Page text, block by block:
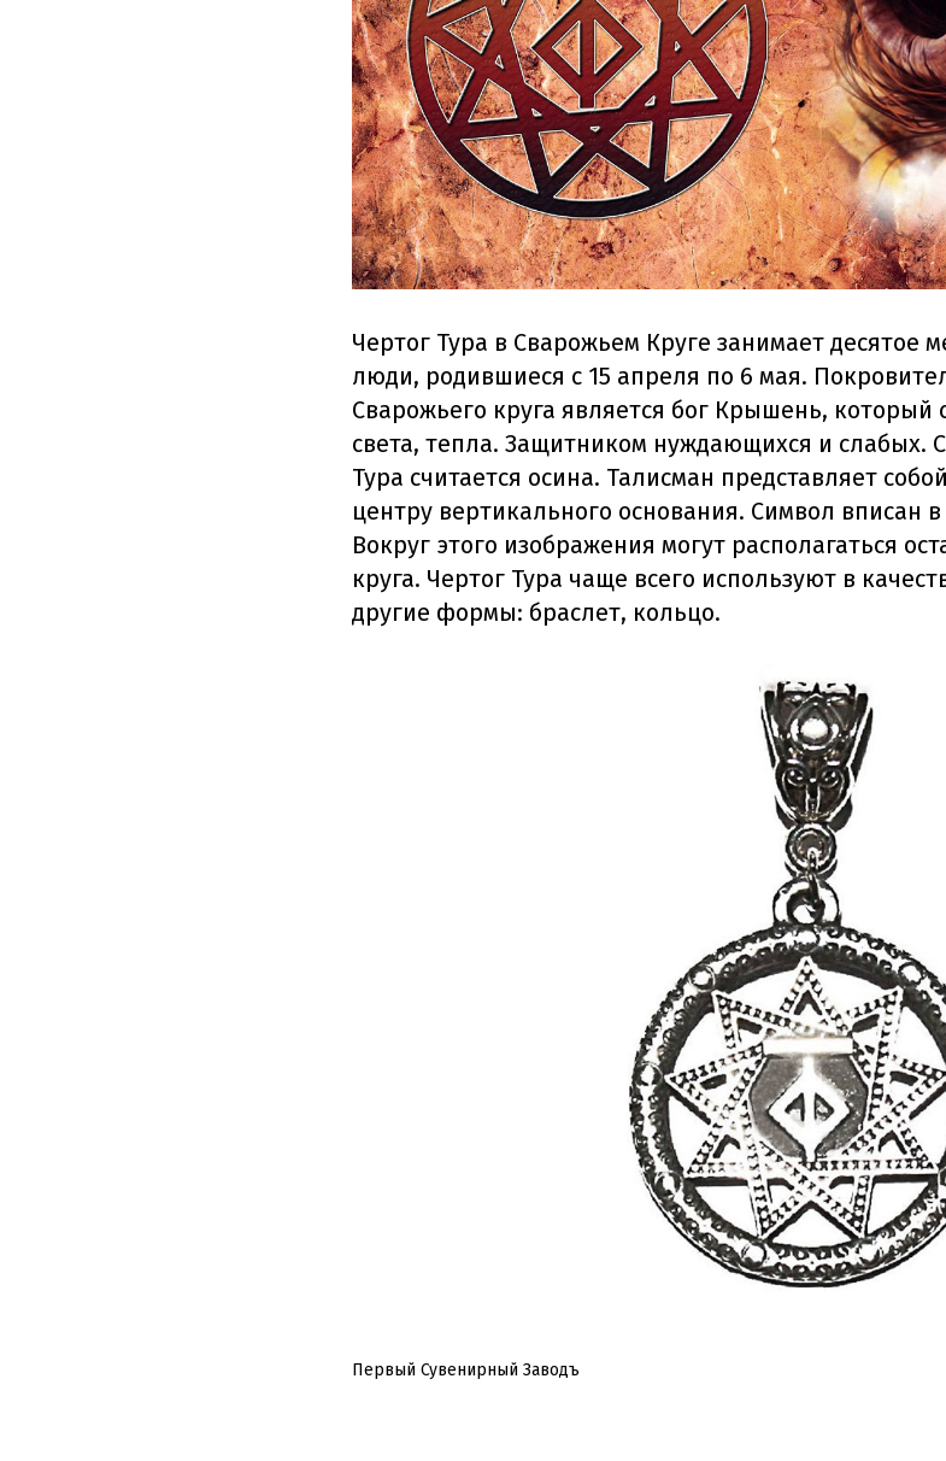
Чертог Тура в Сварожьем Круге занимает десятое
люди, родившиеся с 15 апреля по 6 мая.
Сварожьего круга является бог Крышень, который
света, тепла. Защитником нуждающихся и слабых.
Тура считается осина. Талисман представляет
центру вертикального основания. Символ вписан
Вокруг этого изображения могут располагаться
круга. Чертог Тура чаще всего используют в
другие формы: браслет, кольцо.
Первый Сувенирный Заводъ